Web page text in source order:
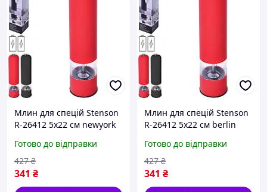
Млин для спецій Stenson
R-26412 5х22 см newyork
Готово до відправки
341 ₴
427 ₴
Млин для спецій Stenson
R-26412 5х22 см berlin
Готово до відправки
341 ₴
427 ₴